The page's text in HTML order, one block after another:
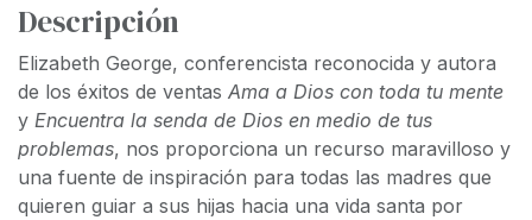
Descripción
Elizabeth George, conferencista reconocida y autora
de los éxitos de ventas Ama a Dios con toda tu mente
y Encuentra la senda de Dios en medio de tus
problemas, nos proporciona un recurso maravilloso y
una fuente de inspiración para todas las madres que
quieren guiar a sus hijas hacia una vida santa por